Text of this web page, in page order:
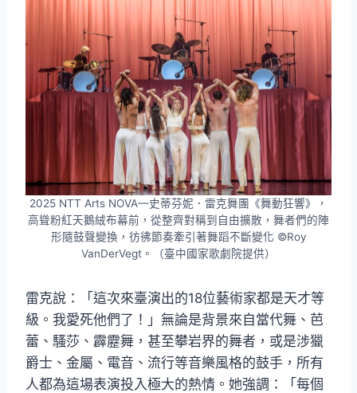
2025 NTT Arts NOVA—史蒂芬妮．雷克舞團《舞動狂響》，
高聳粉紅天鵝絨布幕前，從整齊對稱到自由擴散，舞者們的陣
形隨鼓聲變換，彷彿節奏牽引著舞蹈不斷變化 ©Roy
VanDerVegt。（臺中國家歌劇院提供）
雷克說：「這次來臺演出的18位藝術家都是天才等
級。我愛死他們了！」無論是背景來自當代舞、芭
蕾、騷莎、霹靂舞，甚至攀岩界的舞者，或是涉獵
爵士、金屬、電音、流行等音樂風格的鼓手，所有
人都為這場表演投入極大的熱情。她強調：「每個